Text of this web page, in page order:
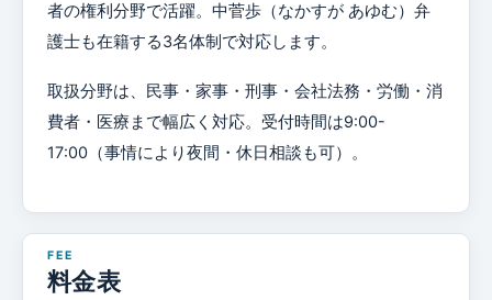
者の権利分野で活躍。中菅歩（なかすが あゆむ）弁
護士も在籍する3名体制で対応します。
取扱分野は、民事・家事・刑事・会社法務・労働・消
費者・医療まで幅広く対応。受付時間は9:00-
17:00（事情により夜間・休日相談も可）。
料金表